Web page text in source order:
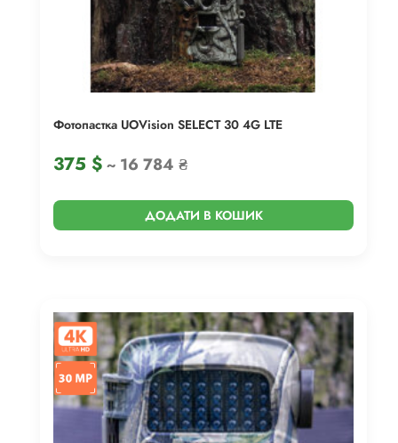
Фотопастка UOVision SELECT 30 4G LTE
375 $~ 16 784 ₴
ДОДАТИ В КОШИК